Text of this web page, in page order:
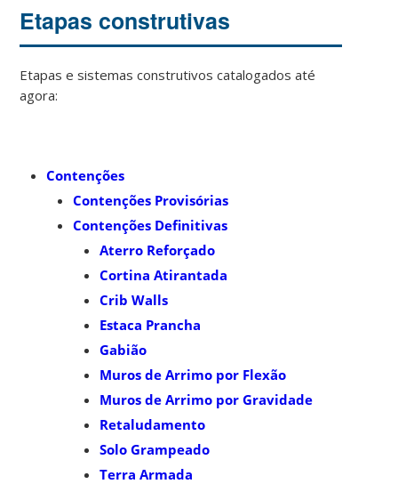
Etapas construtivas
Etapas e sistemas construtivos catalogados até
agora:
Contenções
Contenções Provisórias
Contenções Definitivas
Aterro Reforçado
Cortina Atirantada
Crib Walls
Estaca Prancha
Gabião
Muros de Arrimo por Flexão
Muros de Arrimo por Gravidade
Retaludamento
Solo Grampeado
Terra Armada